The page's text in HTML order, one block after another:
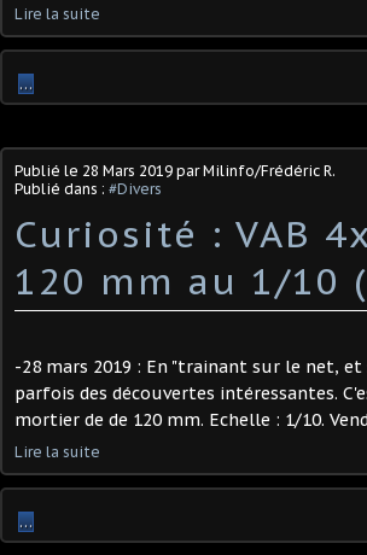
Lire la suite
…
Publié le 28 Mars 2019 par Milinfo/Frédéric R.
Publié dans : #Divers
Curiosité : VAB
120 mm au 1/10
-28 mars 2019 : En "trainant sur le net,
parfois des découvertes intéressantes.
mortier de de 120 mm. Echelle : 1/10.
Lire la suite
…